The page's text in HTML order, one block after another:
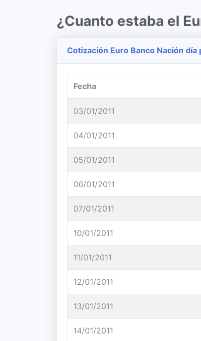
¿Cuanto estaba el
Cotización Euro Banco Nación día
Fecha
03/01/2011
04/01/2011
05/01/2011
06/01/2011
07/01/2011
10/01/2011
11/01/2011
12/01/2011
13/01/2011
14/01/2011